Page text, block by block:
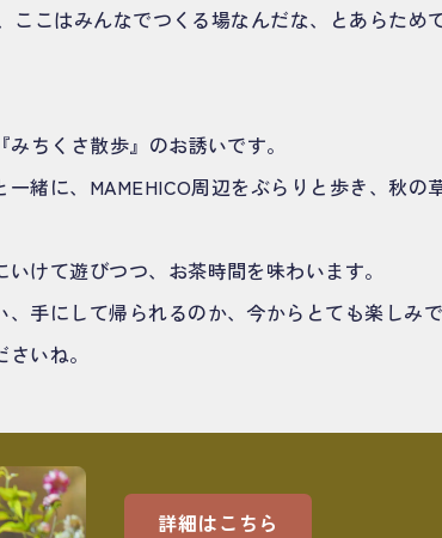
ここはみんなでつくる場なんだな、とあらため
ちくさ散歩』のお誘いです。
緒に、MAMEHICO周辺をぶらりと歩き、秋の
けて遊びつつ、お茶時間を味わいます。
手にして帰られるのか、今からとても楽しみで
いね。
詳細はこちら